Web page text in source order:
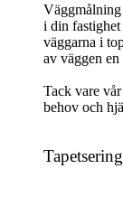
Väggmålning
i din
väggarna i
av väggen
Tack vare
behov och